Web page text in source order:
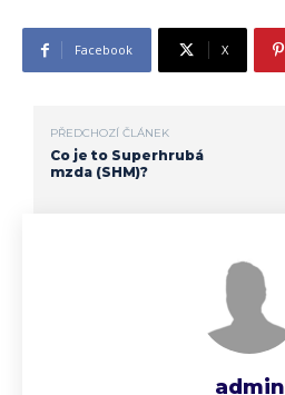
Facebook X
PŘEDCHOZÍ ČLÁNEK
Co je to Superhrubá
mzda (SHM)?
admin